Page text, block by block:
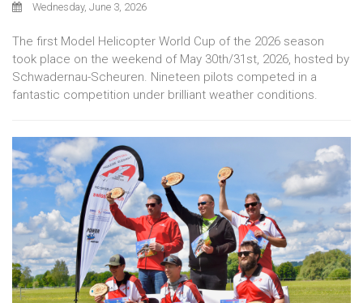
Wednesday, June 3, 2026
The first Model Helicopter World Cup of the 2026 season
took place on the weekend of May 30th/31st, 2026, hosted by
Schwadernau-Scheuren. Nineteen pilots competed in a
fantastic competition under brilliant weather conditions.